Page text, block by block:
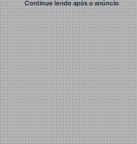
Continue lendo após o anúncio